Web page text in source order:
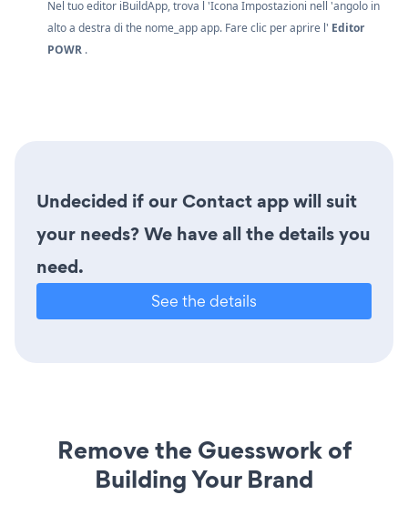
Nel tuo editor iBuildApp, trova l 'Icona Impostazioni nell 'angolo in
alto a destra di the nome_app app. Fare clic per aprire l' Editor
POWR .
Undecided if our Contact app will suit
your needs? We have all the details you
need.
See the details
Remove the Guesswork of
Building Your Brand